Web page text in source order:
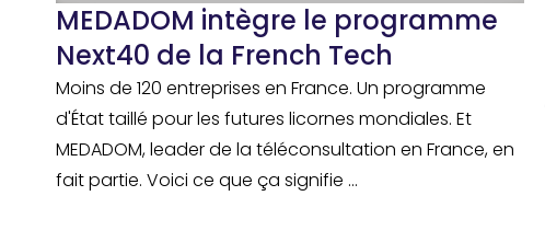
MEDADOM intègre le programme
Next40 de la French Tech
Moins de 120 entreprises en France. Un programme
d'État taillé pour les futures licornes mondiales. Et
MEDADOM, leader de la téléconsultation en France, en
fait partie. Voici ce que ça signifie ...